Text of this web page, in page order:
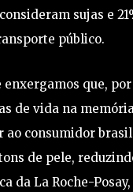
sujas e
público.
que,
de vida na
consumidor
de pele,
da La Roche-Posay,